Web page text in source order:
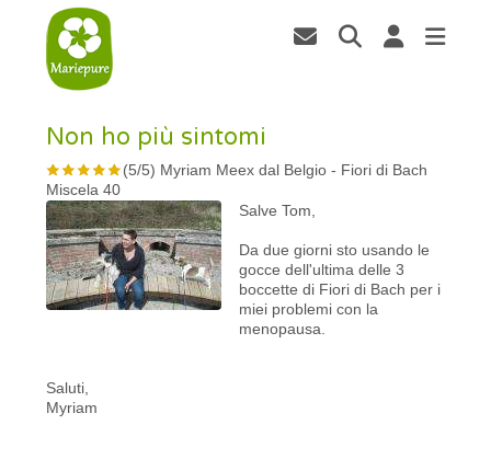
Non ho più sintomi
(5/5) Myriam Meex dal Belgio - Fiori di Bach
Miscela 40
Salve Tom,
Da due giorni sto usando le
gocce dell'ultima delle 3
boccette di Fiori di Bach per i
miei problemi con la
menopausa.
Saluti,
Myriam